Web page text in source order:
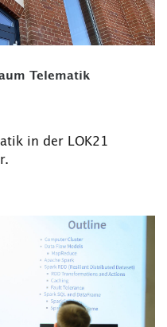
Telematik
in der LOK21